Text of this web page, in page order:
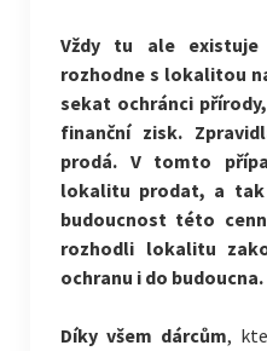
Vždy tu ale
rozhodne s lokalitou
sekat ochránci
finanční zisk.
prodá. V tomto
lokalitu prodat, a tak
budoucnost této
rozhodli lokalitu
ochranu i do budoucna.
Díky všem dárcům,